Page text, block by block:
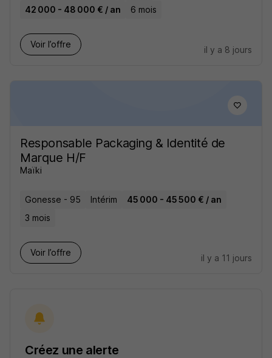
42 000 - 48 000 € / an
6 mois
Voir l’offre
il y a 8 jours
Responsable Packaging & Identité de
Marque H/F
Maïki
Gonesse - 95 Intérim
45 000 - 45 500 € / an
3 mois
Voir l’offre
il y a 11 jours
Créez une alerte